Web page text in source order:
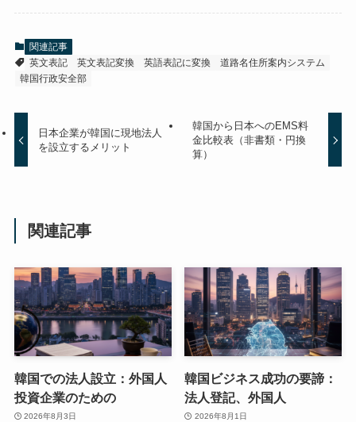
関連記事
英文表記
英文表記変換 英語表記に変換
道路名住所案内システム
韓国行政安全部
日本企業が韓国に現地法人
を設立するメリット
韓国から日本へのEMS料
金比較表（非書類・円換
算）
関連記事
韓国での法人設立：外国人
投資企業のための
2026年8月3日
韓国ビジネス成功の要諦：
法人登記、外国人
2026年8月1日